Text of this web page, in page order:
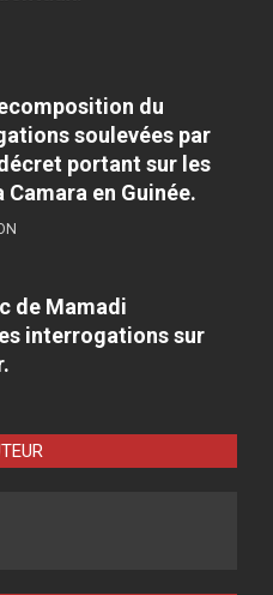
du
soulevées par
portant sur les
en Guinée.
de Mamadi
interrogations sur